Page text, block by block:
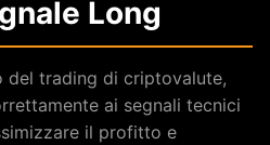
Long
del trading di criptovalute,
ai segnali tecnici
il profitto e